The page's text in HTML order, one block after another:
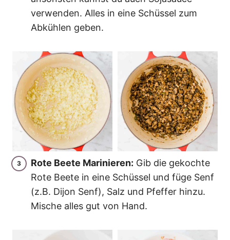
verwenden. Alles in eine Schüssel zum
Abkühlen geben.
Rote Beete Marinieren: Gib die gekochte
Rote Beete in eine Schüssel und füge Senf
(z.B. Dijon Senf), Salz und Pfeffer hinzu.
Mische alles gut von Hand.